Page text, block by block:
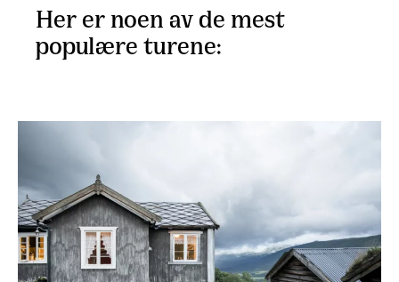
Her er noen av de mest
populære turene: